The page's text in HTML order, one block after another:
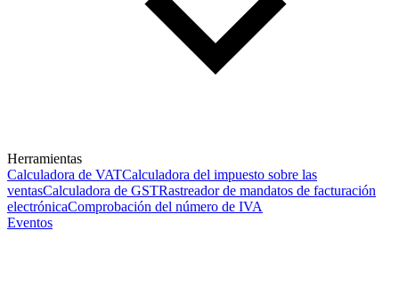
Herramientas
Calculadora de VATCalculadora del impuesto sobre las
ventasCalculadora de GSTRastreador de mandatos de facturación
electrónicaComprobación del número de IVA
Eventos